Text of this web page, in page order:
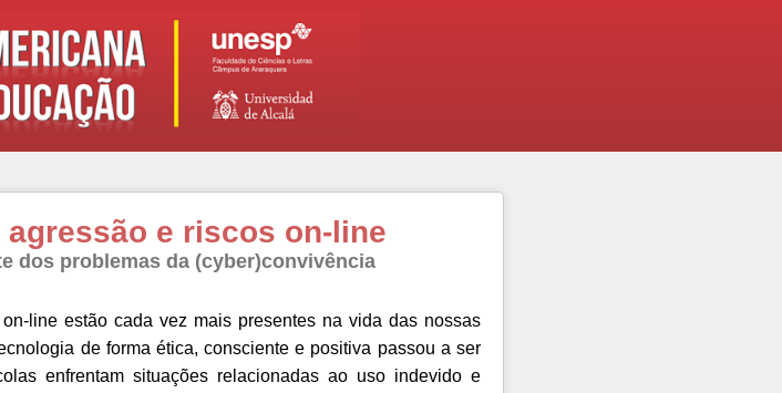
e riscos on-line
dos problemas da (cyber)convivência
line estão cada vez mais presentes na vida das nossas
de forma ética, consciente e positiva passou a ser
enfrentam situações relacionadas ao uso indevido e